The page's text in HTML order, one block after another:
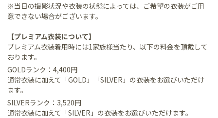
※当日の撮影状況や衣装の状態によっては、ご希望の衣装がご用
意できない場合がございます。
【プレミアム衣装について】
プレミアム衣装着用時には1家族様当たり、以下の料金を頂戴して
おります。
GOLDランク：4,400円
通常衣装に加えて「GOLD」「SILVER」の衣装をお選びいただけ
ます。
SILVERランク：3,520円
通常衣装に加えて「SILVER」の衣装をお選びいただけます。